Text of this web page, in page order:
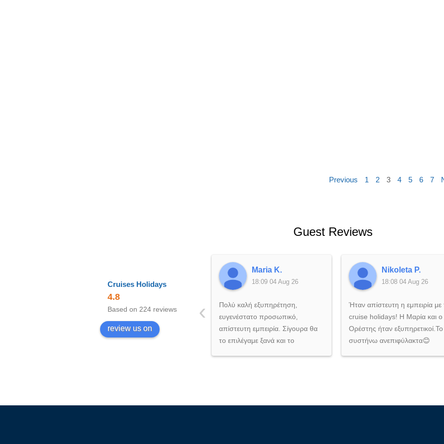
Previous 1 2 3 4 5 6 7
Guest Reviews
Cruises Holidays
4.8
Based on 224 reviews
review us on
Maria K.
18:09 04 Aug 26
Πολύ καλή εξυπηρέτηση,
ευγενέστατο προσωπικό,
απίστευτη εμπειρία. Σίγουρα θα
το επιλέγαμε ξανά και το
Nikoleta P.
18:08 04 Aug 26
Ήταν απίστευτη η εμπειρία με
cruise holidays! Η Μαρία και ο
Ορέστης ήταν εξυπηρετικοί.Το
συστήνω ανεπιφύλακτα😊
‹